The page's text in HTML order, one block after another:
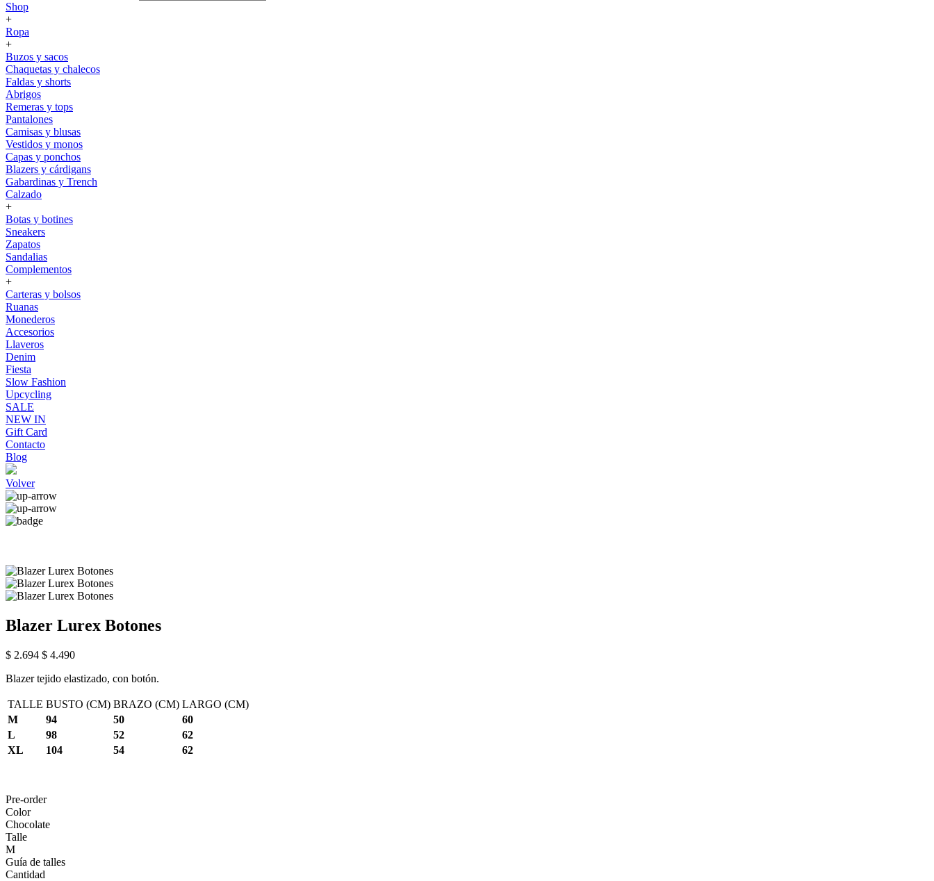
Shop
+
Ropa
+
Buzos y sacos
Chaquetas y chalecos
Faldas y shorts
Abrigos
Remeras y tops
Pantalones
Camisas y blusas
Vestidos y monos
Capas y ponchos
Blazers y cárdigans
Gabardinas y Trench
Calzado
+
Botas y botines
Sneakers
Zapatos
Sandalias
Complementos
+
Carteras y bolsos
Ruanas
Monederos
Accesorios
Llaveros
Denim
Fiesta
Slow Fashion
Upcycling
SALE
NEW IN
Gift Card
Contacto
Blog
Volver
Blazer Lurex Botones
$ 2.694 $ 4.490
Blazer tejido elastizado, con botón.
TALLE BUSTO (CM) BRAZO (CM) LARGO (CM)
M
94 50
60
L
98 52
62
XL
104 54 62
Pre-order
Color
Chocolate
Talle
M
Guía de talles
Cantidad